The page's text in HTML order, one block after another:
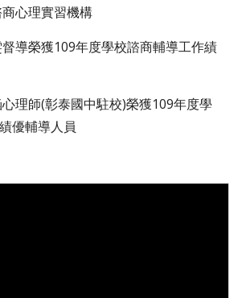
心理實習機構
導榮獲109年度學校諮商輔導工作績
理師(彰泰國中駐校)榮獲109年度學
優輔導人員